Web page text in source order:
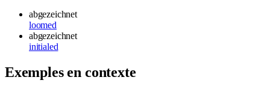
abgezeichnet
loomed
abgezeichnet
initialed
Exemples en contexte